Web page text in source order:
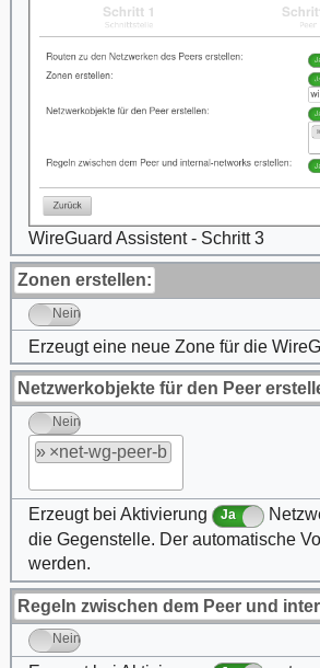
WireGuard Assistent - Schritt 3
Zonen erstellen:
Nein
Erzeugt eine neue Zone für die
Netzwerkobjekte für den Peer
Nein
» net-wg-peer-b
Erzeugt bei Aktivierung Ja
die Gegenstelle. Der automatische
werden.
Regeln zwischen dem Peer und
Nein